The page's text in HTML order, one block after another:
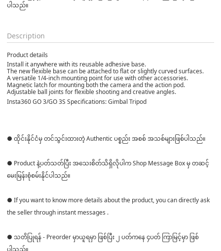
ပါသည်။
Description
Product details
Install it anywhere with its reusable adhesive base.
The new flexible base can be attached to flat or slightly curved surfaces.
A versatile 1/4-inch mounting point for use with other accessories.
Magnetic latch for mounting both the camera and the action pod.
Adjustable ball joints for flexible shooting and creative angles.
Insta360 GO 3/GO 3S Specifications: Gimbal Tripod
● ထိုင်းနိုင်ငံမှ တင်သွင်းထားတဲ့ Authentic ပစ္စည်း အစစ် အသစ်များဖြစ်ပါသည်။
● Product နဲ့ပတ်သတ်ပြီး အသေးစိတ်သိရှိလိုပါက Shop Message Box မှ တဆင့်
မေးမြန်းစုံစမ်းနိုင်ပါသည်။
● If you want to know more details about the product, you can directly ask
the seller through instant messages .
● သတိပြုရန် - Preorder မှာယူရမှာ ဖြစ်ပြီး ၂ ပတ်ကနေ ၄ပတ် ကြာမြင့်မှာ ဖြစ်
ပါသည်။